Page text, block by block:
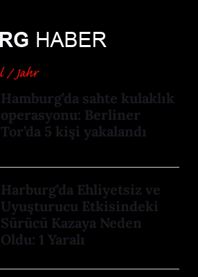
Hamburg’da sahte kulaklık
operasyonu: Berliner
Tor’da 5 kişi yakalandı
Harburg’da Ehliyetsiz ve
Uyuşturucu Etkisindeki
Sürücü Kazaya Neden
Oldu: 1 Yaralı